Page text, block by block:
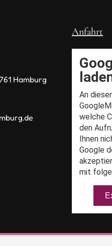
Hamburg
Anfahrt